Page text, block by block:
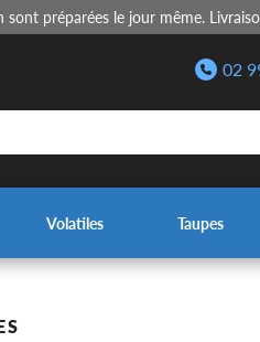
sont préparées le jour même.
02
Volatiles Taupes